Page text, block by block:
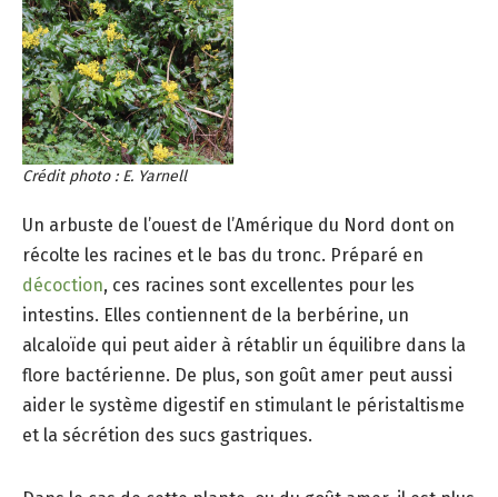
Crédit photo : E. Yarnell
Un arbuste de l’ouest de l’Amérique du Nord dont on
récolte les racines et le bas du tronc. Préparé en
décoction, ces racines sont excellentes pour les
intestins. Elles contiennent de la berbérine, un
alcaloïde qui peut aider à rétablir un équilibre dans la
flore bactérienne. De plus, son goût amer peut aussi
aider le système digestif en stimulant le péristaltisme
et la sécrétion des sucs gastriques.